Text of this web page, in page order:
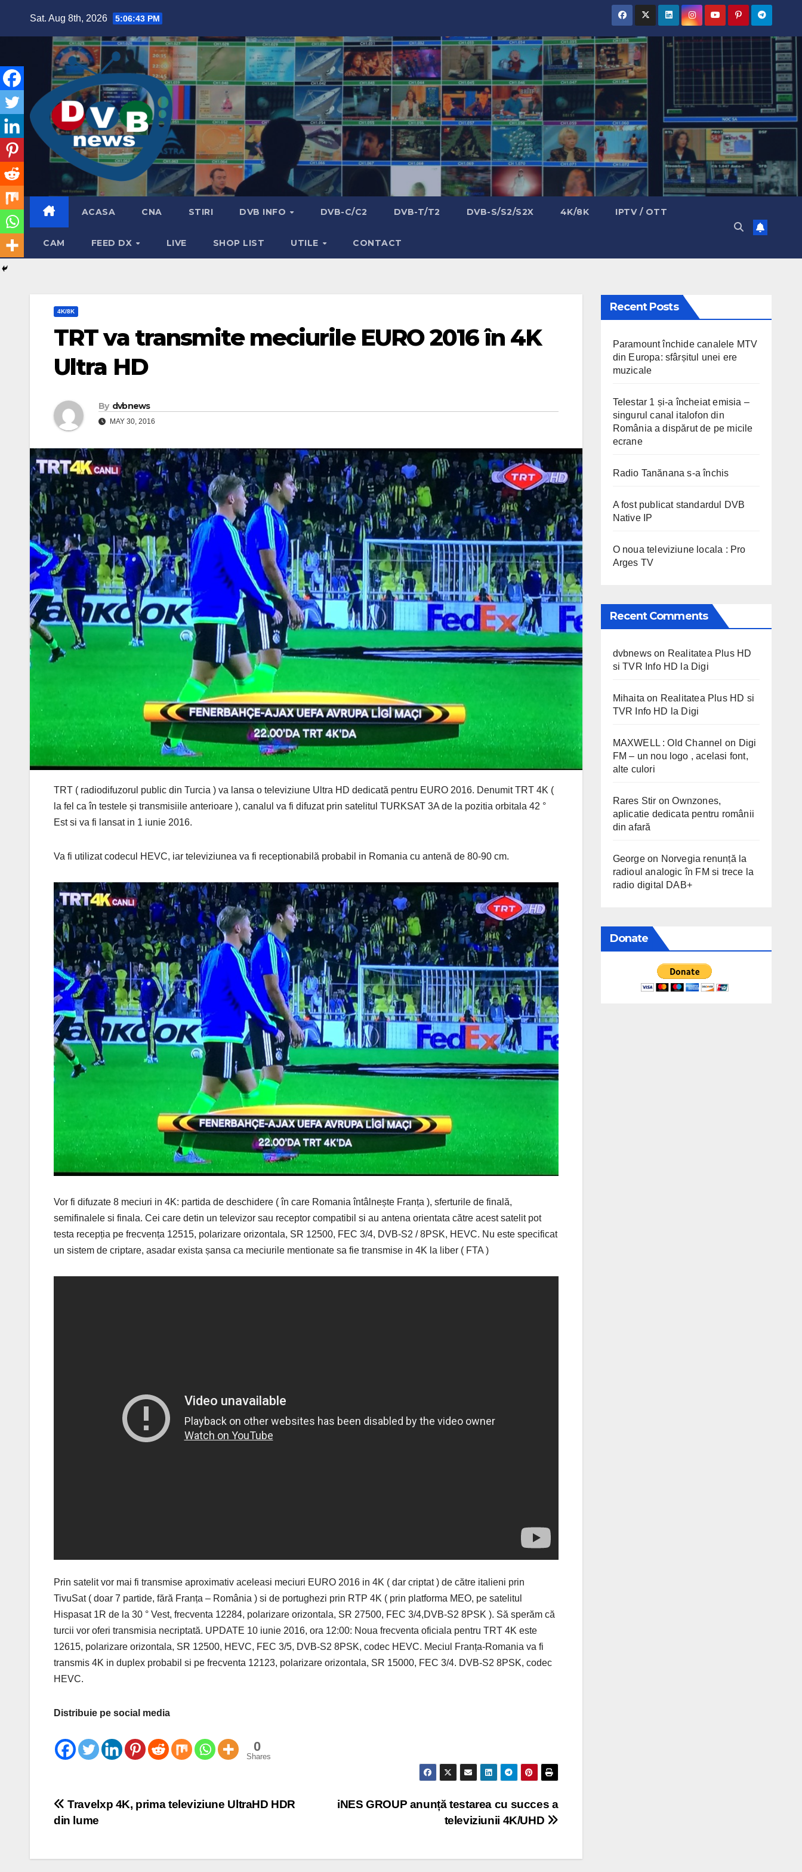
Sat. Aug 8th, 2026 5:06:45 PM
ACASA CNA STIRI DVB INFO DVB-C/C2 DVB-T/T2 DVB-S/S2/S2X 4K/8K IPTV / OTT
CAM FEED DX LIVE SHOP LIST UTILE CONTACT
4K/8K
TRT va transmite meciurile EURO 2016 în 4K
Ultra HD
By dvbnews
MAY 30, 2016
TRT ( radiodifuzorul public din Turcia ) va lansa o televiziune Ultra HD dedicată pentru EURO 2016. Denumit TRT 4K (
la fel ca în testele și transmisiile anterioare ), canalul va fi difuzat prin satelitul TURKSAT 3A de la pozitia orbitala 42 °
Est si va fi lansat in 1 iunie 2016.
Va fi utilizat codecul HEVC, iar televiziunea va fi receptionabilă probabil in Romania cu antenă de 80-90 cm.
Vor fi difuzate 8 meciuri in 4K: partida de deschidere ( în care Romania întâlnește Franța ), sferturile de finală,
semifinalele si finala. Cei care detin un televizor sau receptor compatibil si au antena orientata către acest satelit pot
testa recepția pe frecvența 12515, polarizare orizontala, SR 12500, FEC 3/4, DVB-S2 / 8PSK, HEVC. Nu este specificat
un sistem de criptare, asadar exista șansa ca meciurile mentionate sa fie transmise in 4K la liber ( FTA )
Prin satelit vor mai fi transmise aproximativ aceleasi meciuri EURO 2016 in 4K ( dar criptat ) de către italieni prin
TivuSat ( doar 7 partide, fără Franța – România ) si de portughezi prin RTP 4K ( prin platforma MEO, pe satelitul
Hispasat 1R de la 30 ° Vest, frecventa 12284, polarizare orizontala, SR 27500, FEC 3/4,DVB-S2 8PSK ). Să sperăm că
turcii vor oferi transmisia necriptată. UPDATE 10 iunie 2016, ora 12:00: Noua frecventa oficiala pentru TRT 4K este
12615, polarizare orizontala, SR 12500, HEVC, FEC 3/5, DVB-S2 8PSK, codec HEVC. Meciul Franța-Romania va fi
transmis 4K in duplex probabil si pe frecventa 12123, polarizare orizontala, SR 15000, FEC 3/4. DVB-S2 8PSK, codec
HEVC.
Distribuie pe social media
0
Shares
Post
iNES GROUP anunță testarea cu succes a
televiziunii 4K/UHD
Travelxp 4K, prima televiziune UltraHD HDR
din lume
Recent Posts
Paramount închide canalele MTV
din Europa: sfârșitul unei ere
muzicale
Telestar 1 și-a încheiat emisia –
singurul canal italofon din
România a dispărut de pe micile
ecrane
Radio Tanănana s-a închis
A fost publicat standardul DVB
Native IP
O noua televiziune locala : Pro
Arges TV
Recent Comments
dvbnewson Realitatea Plus HD
si TVR Info HD la Digi
Mihaita on Realitatea Plus HD si
TVR Info HD la Digi
MAXWELL : Old Channel on Digi
FM – un nou logo , acelasi font,
alte culori
Rares Stir onOwnzones,
aplicatie dedicata pentru românii
din afară
Georgeon Norvegia renunță la
radioul analogic în FM si trece la
radio digital DAB+
Donate